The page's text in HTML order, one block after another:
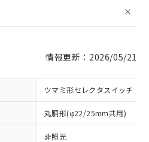
情報更新：2026/05/21
ツマミ形セレクタスイッチ
丸胴形(φ22/25mm共用)
非照光